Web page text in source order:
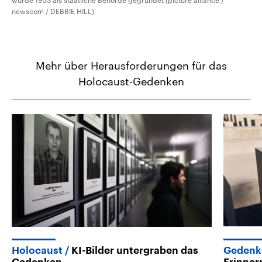
newscom / DEBBIE HILL)
Mehr über Herausforderungen für das
Holocaust-Gedenken
Holocaust
KI-Bilder untergraben das